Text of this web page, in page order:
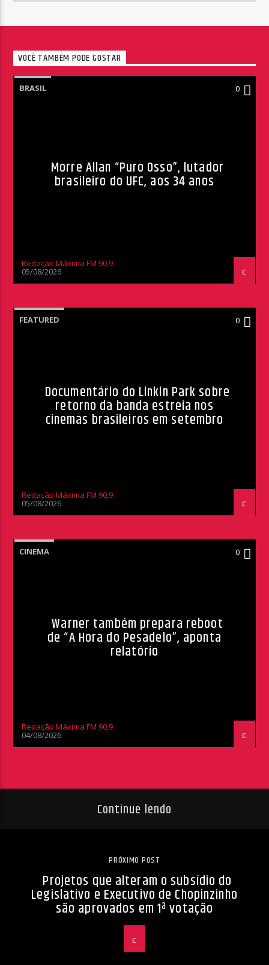
VOCÊ TAMBÉM PODE GOSTAR
BRASIL 0
Morre Allan “Puro Osso”, lutador
brasileiro do UFC, aos 34 anos
Redação Máxima FM 90,9
05/08/2026
FEATURED 0
Documentário do Linkin Park sobre
retorno da banda estreia nos
cinemas brasileiros em setembro
Redação Máxima FM 90,9
05/08/2026
CINEMA 0
Warner também prepara reboot
de “A Hora do Pesadelo”, aponta
relatório
Redação Máxima FM 90,9
04/08/2026
Continue lendo
PRÓXIMO POST
Projetos que alteram o subsídio do
Legislativo e Executivo de Chopinzinho
são aprovados em 1ª votação